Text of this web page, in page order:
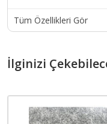
Tüm Özellikleri Gör
İlginizi